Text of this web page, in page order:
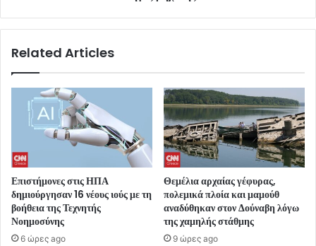
Related Articles
Επιστήμονες στις ΗΠΑ
δημιούργησαν 16 νέους ιούς με τη
βοήθεια της Τεχνητής
Νοημοσύνης
6 ώρες ago
Θεμέλια αρχαίας γέφυρας,
πολεμικά πλοία και μαμούθ
αναδύθηκαν στον Δούναβη λόγω
της χαμηλής στάθμης
9 ώρες ago